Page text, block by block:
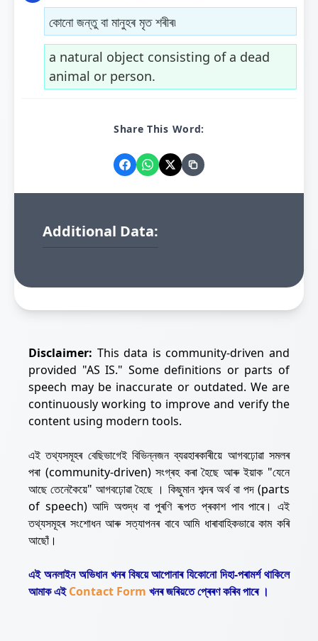
কোনো জন্তু বা মানুহৰ মৃত শৰীৰ৷
a natural object consisting of a dead
animal or person.
Share This Word:
Additional Data:
Disclaimer: This data is community-driven and
provided "AS IS." Some definitions or parts of
speech may be inaccurate or outdated. We are
continuously working to improve and verify the
content using modern tools.
এই তথ্যসমূহৰ বেছিভাগেই বিভিন্নজন ব্যৱহাৰকাৰীয়ে আগবঢ়োৱা সমলৰ
পৰা (community-driven) সংগ্ৰহ কৰা হৈছে আৰু ইয়াক "যেনে
আছে তেনেকৈয়ে" আগবঢ়োৱা হৈছে । কিছুমান শব্দৰ অৰ্থ বা পদ (parts
of speech) আদি অশুদ্ধ বা পুৰণি ৰূপত প্ৰকাশ পাব পাৰে। এই
তথ্যসমূহৰ সংশোধন আৰু সত্যাপনৰ বাবে আমি ধাৰাবাহিকভাৱে কাম কৰি
আছোঁ।
এই অনলাইন অভিধান খনৰ বিষয়ে আপোনাৰ যিকোনো দিহা-পৰামৰ্শ থাকিলে
আমাক এইContact Form খনৰ জৰিয়তে প্ৰেৰণ কৰিব পাৰে ।